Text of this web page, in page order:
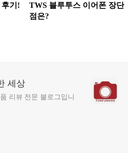
기!
TWS 블루투스 이어폰 장단
점은?
세상
리뷰 전문 블로그입니